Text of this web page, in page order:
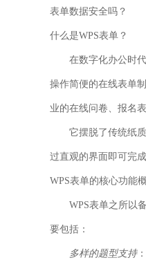
表单数据安全吗？
什么是WPS表单？
在数字化办公时
操作简便的在线表单
业的在线问卷、报名
它摆脱了传统纸
过直观的界面即可完
WPS表单的核心功能
WPS表单之所以
要包括：
多样的题型支持